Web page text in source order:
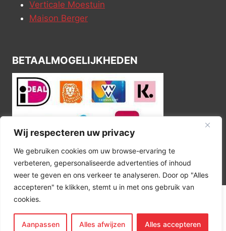
Wij respecteren uw privacy
We gebruiken cookies om uw browse-ervaring te
verbeteren, gepersonaliseerde advertenties of inhoud
weer te geven en ons verkeer te analyseren. Door op "Alles
accepteren" te klikken, stemt u in met ons gebruik van
cookies.
Aanpassen Alles afwijzen Alles accepteren
Verticale Moestuin
Maison Berger
BETAALMOGELIJKHEDEN
© 2026 Kitchen Corner